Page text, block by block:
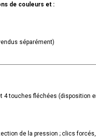
de couleurs et :
séparément)
4 touches fléchées (disposition
de la pression ; clics